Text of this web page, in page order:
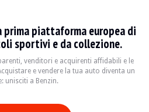
il veicolo è in buone condizioni. I
CV quando ha lasciato la fabbrica. Il
dell'olio
prima piattaforma europea di
sportivi e da collezione.
venditori e acquirenti affidabili e le
e vendere la tua auto diventa un
unisciti a Benzin.